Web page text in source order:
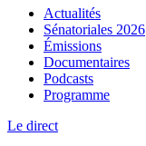
Actualités
Sénatoriales 2026
Émissions
Documentaires
Podcasts
Programme
Le direct